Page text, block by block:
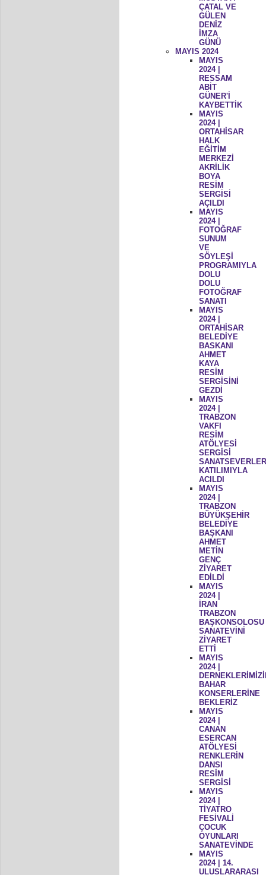
ÇATAL VE
GÜLEN
DENİZ
İMZA
GÜNÜ
MAYIS 2024
MAYIS
2024 |
RESSAM
ABİT
GÜNER'İ
KAYBETTİK
MAYIS
2024 |
ORTAHİSAR
HALK
EĞİTİM
MERKEZİ
AKRİLİK
BOYA
RESİM
SERGİSİ
AÇILDI
MAYIS
2024 |
FOTOĞRAF
SUNUM
VE
SÖYLEŞİ
PROGRAMIYLA
DOLU
DOLU
FOTOĞRAF
SANATI
MAYIS
2024 |
ORTAHİSAR
BELEDİYE
BASKANI
AHMET
KAYA
RESİM
SERGİSİNİ
GEZDİ
MAYIS
2024 |
TRABZON
VAKFI
RESİM
ATÖLYESİ
SERGİSİ
KATILIMIYLA
ACILDI
MAYIS
2024 |
TRABZON
BÜYÜKŞEHİR
BELEDİYE
BAŞKANI
AHMET
METİN
GENÇ
ZİYARET
EDİLDİ
MAYIS
2024 |
İRAN
TRABZON
BAŞKONSOLOSU
SANATEVİNİ
ZİYARET
ETTİ
MAYIS
2024 |
BAHAR
KONSERLERİNE
BEKLERİZ
MAYIS
2024 |
CANAN
ESERCAN
ATÖLYESİ
RENKLERİN
DANSI
RESİM
SERGİSİ
MAYIS
2024 |
TİYATRO
FESİVALİ
ÇOCUK
OYUNLARI
SANATEVİNDE
MAYIS
2024 | 14.
ULUSLARARASI